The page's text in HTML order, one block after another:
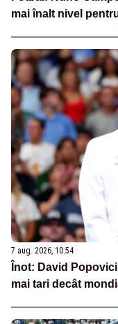
mai înalt nivel
7 aug. 2026, 10:54
Înot: David
mai tari decât